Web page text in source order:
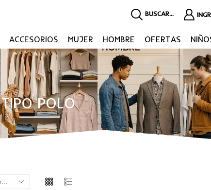
BUSCAR...
ACCESORIOS MUJER HOMBRE OFERTAS
TIPO POLO